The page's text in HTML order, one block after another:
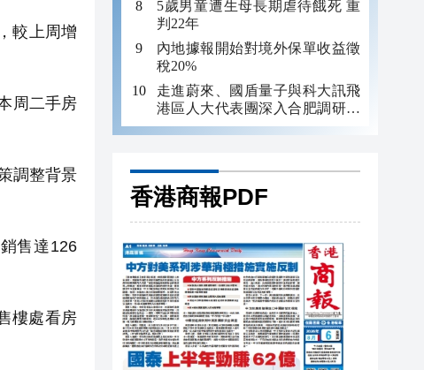
較上周增
周二手房
調整背景
售達126
樓處看房
5歲男童遭生母長期虐待餓死 重
判22年
內地據報開始對境外保單收益徵
稅20%
走進蔚來、國盾量子與科大訊飛
港區人大代表團深入合肥調研科
創成果
香港商報PDF